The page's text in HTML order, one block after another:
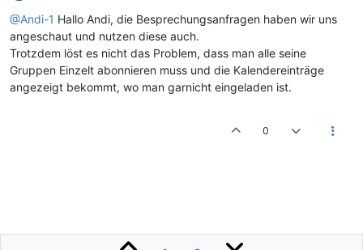
@Andi-1 Hallo Andi, die Besprechungsanfragen haben wir uns
angeschaut und nutzen diese auch.
Trotzdem löst es nicht das Problem, dass man alle seine
Gruppen Einzelt abonnieren muss und die Kalendereinträge
angezeigt bekommt, wo man garnicht eingeladen ist.
0